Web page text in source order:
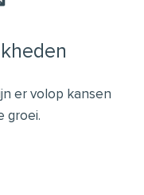
er volop kansen
groei.